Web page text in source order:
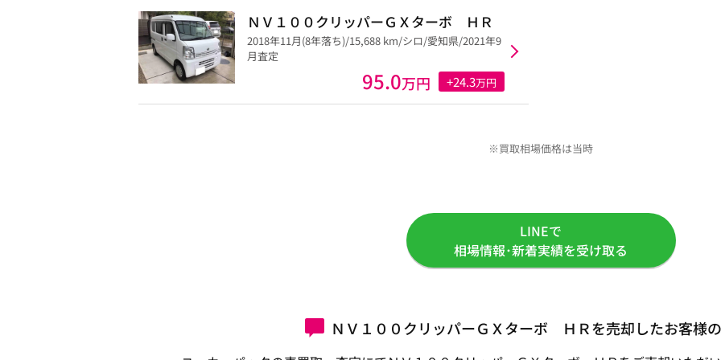
ＮＶ１００クリッパーＧＸターボ ＨＲ
2018年11月(8年落ち)/15,688 km/シロ/愛知県/2021年9
月査定
95.0万円 +24.3万円
※買取相場価格は当時
LINEで
相場情報･新着実績を受け取る
ＮＶ１００クリッパーＧＸターボ ＨＲを売却したお客様